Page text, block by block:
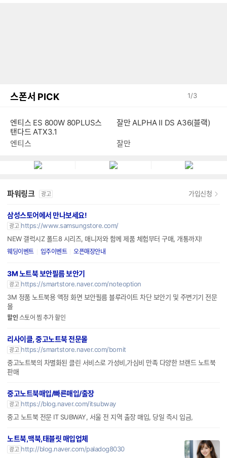
스폰서 PICK 1/3
엔티스 ES 800W 80PLUS스
탠다드 ATX3.1
엔티스
잘만 ALPHA II DS A36(블랙)
잘만
파워링크 광고 가입신청
삼성스토어에서 만나보세요!
광고 https://www.samsungstore.com/
NEW 갤럭시Z 폴드8 시리즈, 매니저와 함께 제품 체험부터 구매, 개통까지!
웨딩이벤트 입주이벤트 오픈매장안내
3M 노트북 보안필름 보안기
광고 https://smartstore.naver.com/noteoption
3M 정품 노트북용 액정 화면 보안필름 블루라이트 차단 보안기 및 주변기기 전문
몰
할인 스토어 찜 추가 할인
리사이클, 중고노트북 전문몰
광고 https://smartstore.naver.com/bornit
중고노트북의 차별화된 클린 서비스로 가성비,가심비 만족 다양한 브랜드 노트북
판매
중고노트북매입/빠른매입/출장
광고 https://blog.naver.com/itsubway
중고 노트북 전문 IT SUBWAY, 서울 전 지역 출장 매입, 당일 즉시 입금,
노트북,맥북,태블릿 매입업체
광고 http://blog.naver.com/paladog8030